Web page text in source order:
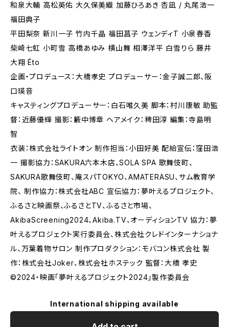
和泉大輔 高松英佑 大久保美織 加藤ひろあき 杏凪 / 丸尾浩一
福田典子
平田梨奈 新川一子 竹内千晶 福田菖子 ウェンディT 小泉春香
柴崎七虹 小町雪 高橋あゆみ 横山舞 相澤洋平 白雪りら 藤井
大翔 Éto
企画・プロデュース：大橋孝史 プロデューサー：金子誠二郎、阪
口瑛音
キャスティングプロデューサー：白石唯久美 脚本：村川康敏 助監
督：近藤優輝 撮影：籔中博章 ヘアメイク：稗田淳 編集：寺島明
智
衣装：株式会社ライトオン 制作担当：小田好美 配給宣伝：窪田浩
一 撮影協力：SAKURA六本木店、SOLA SPA 歌舞伎町、
SAKURA歌舞伎町、庵スパTOKYO、AMATERASU、サム教育学
院、 制作協力：株式会社ABC 宣伝協力：夢叶えるプロジェクト、
ふるさと映画祭、ふるさとTV、ふるさと市場、
AkibaScreening2024、Akiba.TV、オーディションTV 協力：夢
叶えるプロジェクト実行委員会、株式会社クレドインターナショナ
ル、万葉着物サロン 制作プロダクション：モバコン株式会社 製
作：株式会社Joker、株式会社ホステック 監督：大橋 孝史
©2024・映画「夢叶えるプロジェクト2024」製作委員会
International shipping available